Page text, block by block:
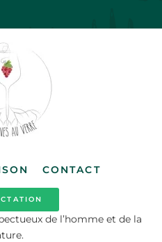
CONTACT
de l’homme et de la